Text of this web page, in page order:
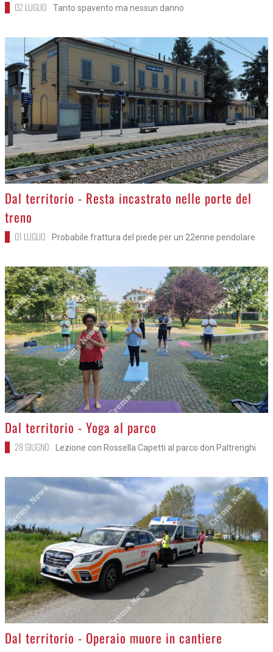
02 LUGLIO Tanto spavento ma nessun danno
>
Dal territorio - Resta incastrato nelle porte del
treno
01 LUGLIO Probabile frattura del piede per un 22enne pendolare
>
Dal territorio - Yoga al parco
28 GIUGNO Lezione con Rossella Capetti al parco don Paltrenghi
>
Dal territorio - Operaio muore in cantiere